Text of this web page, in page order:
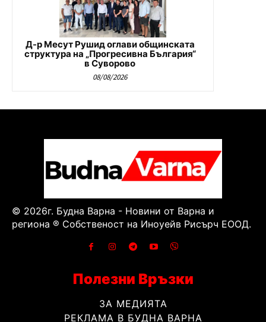
Д-р Месут Рушид оглави общинската
структура на „Прогресивна България“
в Суворово
08/08/2026
© 2026г. Будна Варна - Новини от Варна и
региона ® Собственост на Иноуейв Рисърч ЕООД.
Полезни Връзки
ЗА МЕДИЯТА
РЕКЛАМА В БУДНА ВАРНА